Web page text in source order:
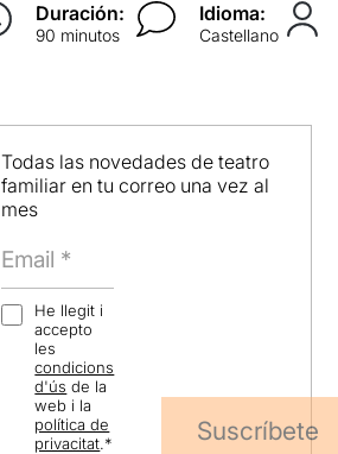
Duración:
90 minutos
Idioma:
Castellano
Todas las novedades de teatro
familiar en tu correo una vez al
mes
He llegit i
accepto
les
condicions
d'ús de la
web i la
política de
privacitat.* Suscríbete